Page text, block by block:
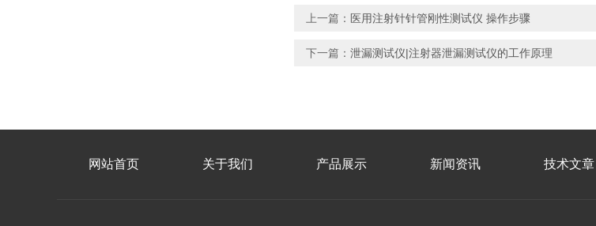
上一篇： 医用注射针针管刚性测试仪 操作步骤
下一篇： 泄漏测试仪|注射器泄漏测试仪的工作原理
网站首页 关于我们 产品展示 新闻资讯 技术文章